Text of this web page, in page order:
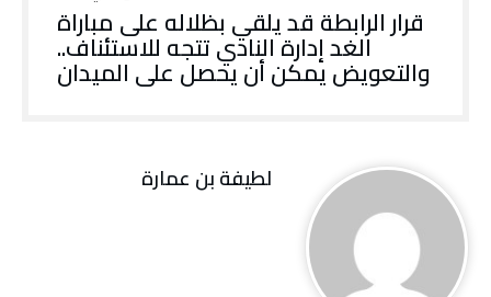
قرار الرابطة قد يلقي بظلاله على مباراة
الغد إدارة النادي تتجه للاستئناف..
والتعويض يمكن أن يحصل على الميدان
لطيفة بن عمارة